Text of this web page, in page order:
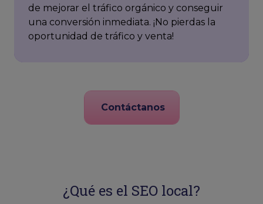
de mejorar el tráfico orgánico y conseguir
una conversión inmediata. ¡No pierdas la
oportunidad de tráfico y venta!
Contáctanos
¿Qué es el SEO local?